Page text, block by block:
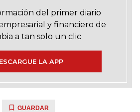
del primer diario
y financiero de
a tan solo un clic
LA APP
GUARDAR